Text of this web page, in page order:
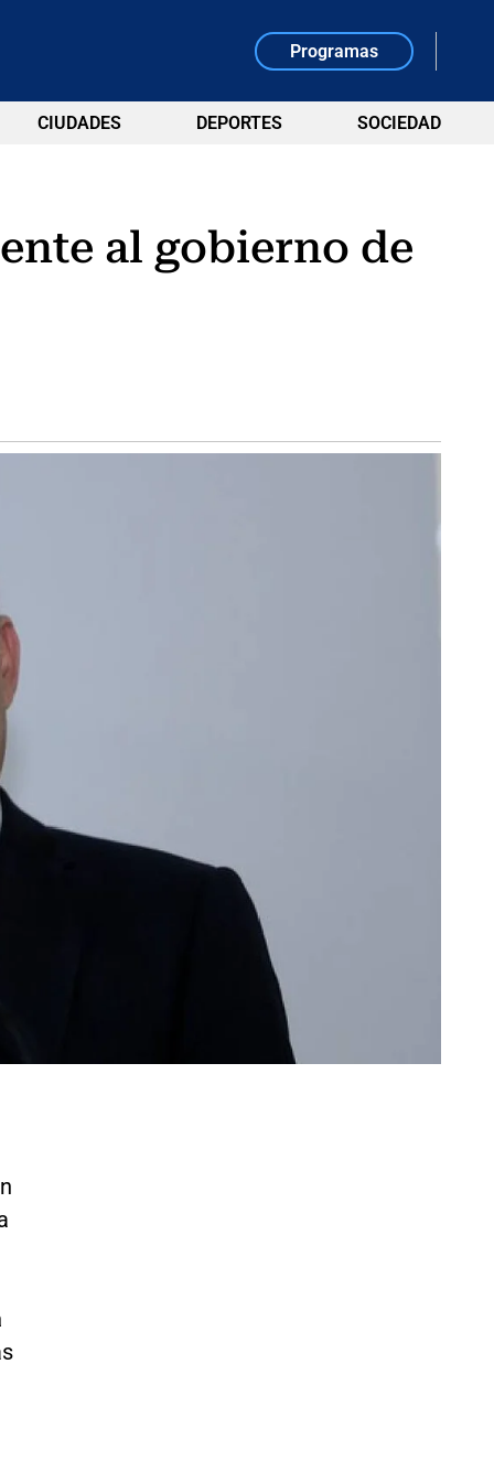
Programas
CIUDADES DEPORTES SOCIEDAD
al gobierno de